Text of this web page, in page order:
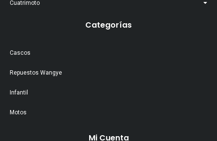
Cuatrimoto
Categorías
Cascos
Repuestos Wangye
Infantil
Motos
Mi Cuenta